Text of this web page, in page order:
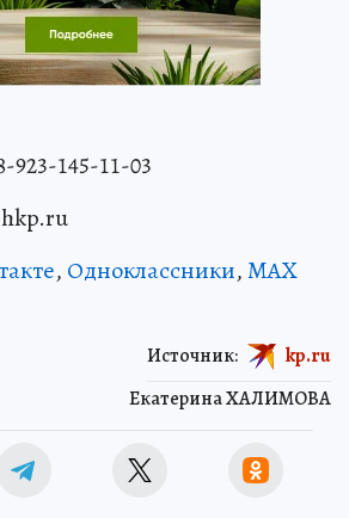
923-145-11-03
, Одноклассники,MAX
Екатерина ХАЛИМОВА
Источник: kp.ru